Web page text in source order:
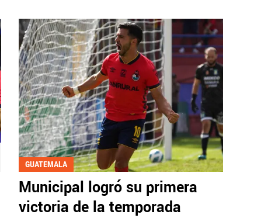
GUATEMALA
Municipal logró su primera
victoria de la temporada